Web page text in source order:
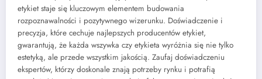
etykiet staje się kluczowym elementem budowania
rozpoznawalności i pozytywnego wizerunku. Doświadczenie i
precyzja, które cechuje najlepszych producentów etykiet,
gwarantują, że każda wszywka czy etykieta wyróżnia się nie tylko
estetyką, ale przede wszystkim jakością. Zaufaj doświadczeniu
ekspertów, którzy doskonale znają potrzeby rynku i potrafią